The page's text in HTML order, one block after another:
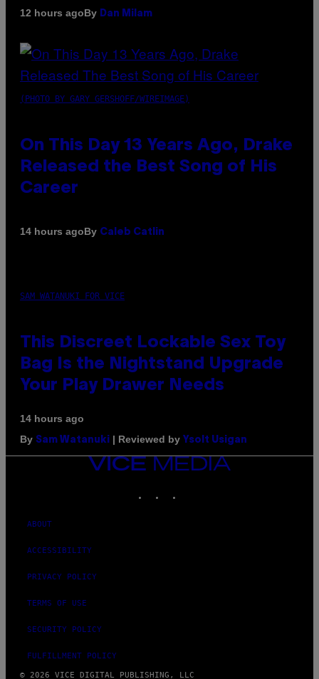
12 hours agoBy Dan Milam
(PHOTO BY GARY GERSHOFF/WIREIMAGE)
On This Day 13 Years Ago, Drake
Released the Best Song of His
Career
14 hours agoBy Caleb Catlin
SAM WATANUKI FOR VICE
This Discreet Lockable Sex Toy
Bag Is the Nightstand Upgrade
Your Play Drawer Needs
14 hours ago
By Sam Watanuki | Reviewed by Ysolt Usigan
VICE
MEDIA
ABOUT
ACCESSIBILITY
PRIVACY POLICY
TERMS OF USE
SECURITY POLICY
FULFILLMENT POLICY
© 2026 VICE DIGITAL PUBLISHING, LLC